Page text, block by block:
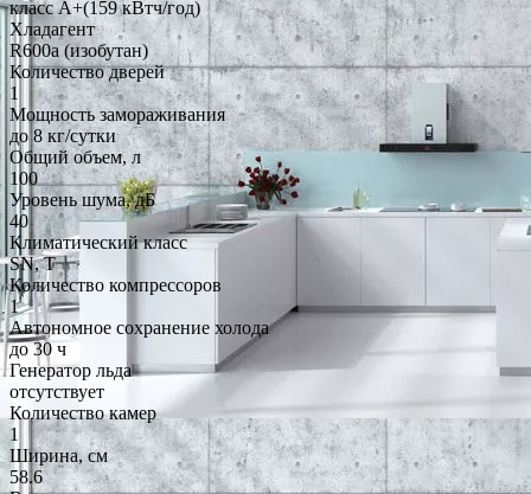
класс A+(159 кВтч/год)
Хладагент
R600a (изобутан)
Количество дверей
1
Мощность замораживания
до 8 кг/cутки
Общий объем, л
100
Уровень шума, дБ
40
Климатический класс
SN, T
Количество компрессоров
1
Автономное сохранение холода
до 30 ч
Генератор льда
отсутствует
Количество камер
1
Ширина, см
58.6